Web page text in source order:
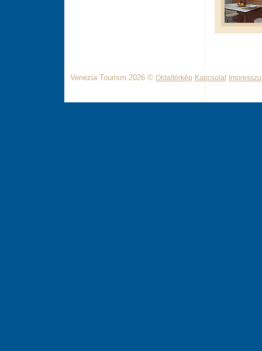
Venezia Tourism 2026 © Oldaltérkép Kapcsolat